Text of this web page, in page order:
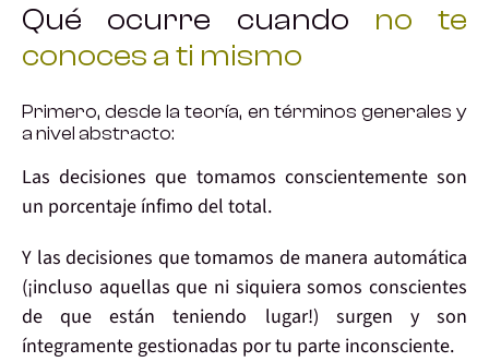
Qué ocurre cuando no te
conoces a ti mismo
Primero, desde la teoría, en términos generales y
a nivel abstracto:
Lasdecisiones que tomamos conscientementeson
un porcentaje ínfimo del total.
Y lasdecisiones que tomamos de manera automática
(¡incluso aquellas que ni siquiera somos conscientes
de que están teniendo lugar!) surgen y son
íntegramente gestionadas por tu parte inconsciente.